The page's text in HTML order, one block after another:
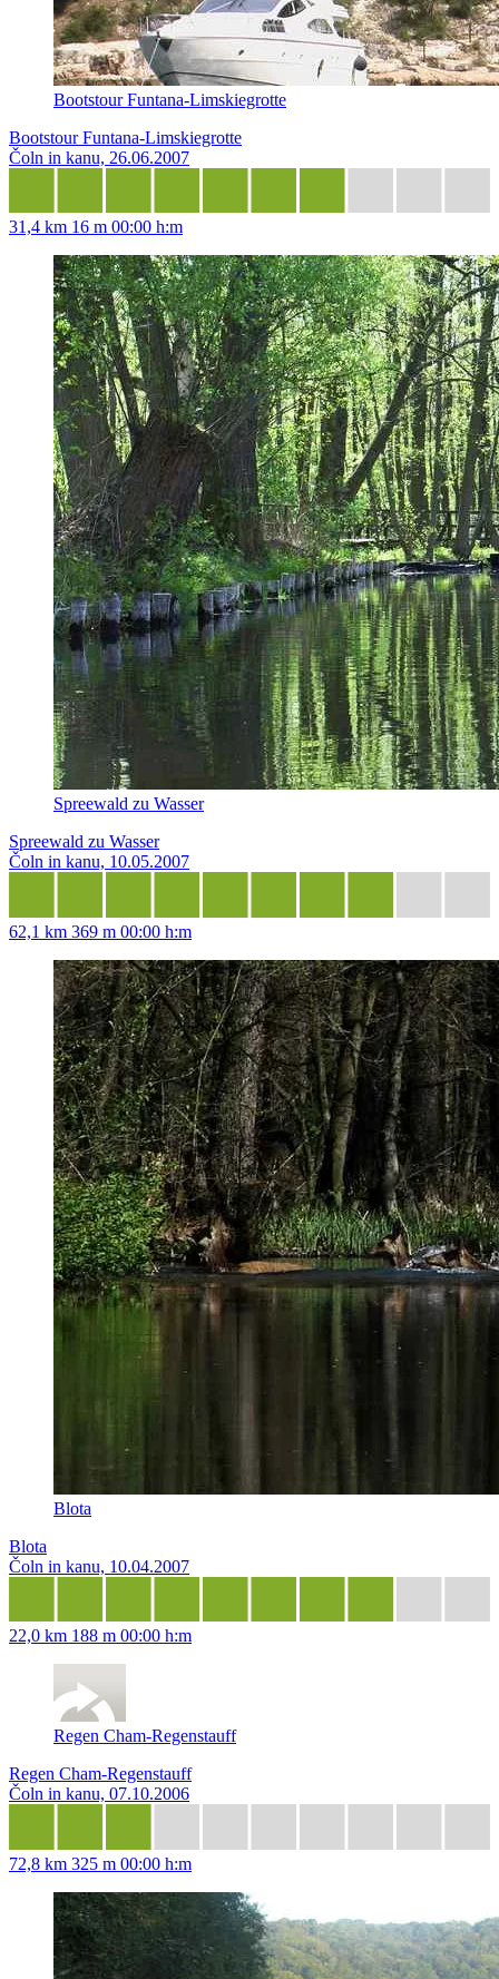
Bootstour Funtana-Limskiegrotte
Bootstour Funtana-Limskiegrotte
Čoln in kanu, 26.06.2007
31,4 km 16 m 00:00 h:m
Spreewald zu Wasser
Spreewald zu Wasser
Čoln in kanu, 10.05.2007
62,1 km 369 m 00:00 h:m
Blota
Blota
Čoln in kanu, 10.04.2007
22,0 km 188 m 00:00 h:m
Regen Cham-Regenstauff
Regen Cham-Regenstauff
Čoln in kanu, 07.10.2006
72,8 km 325 m 00:00 h:m